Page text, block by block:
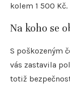
kolem 1 500 Kč.
Na koho se
S poškozeným
vás zastavila
totiž